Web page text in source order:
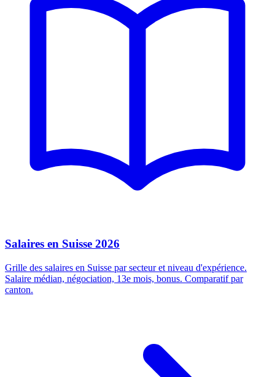
Salaires en Suisse 2026
Grille des salaires en Suisse par secteur et niveau d'expérience.
Salaire médian, négociation, 13e mois, bonus. Comparatif par
canton.